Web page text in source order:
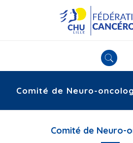
Comité de Neuro-
Comité de Neuro-